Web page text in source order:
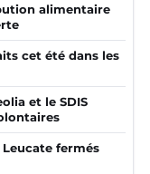
alimentaire
cet été dans les
et le SDIS
fermés